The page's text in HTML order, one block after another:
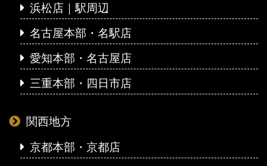
浜松店｜駅周辺
名古屋本部・名駅店
愛知本部・名古屋店
三重本部・四日市店
関西地方
京都本部・京都店